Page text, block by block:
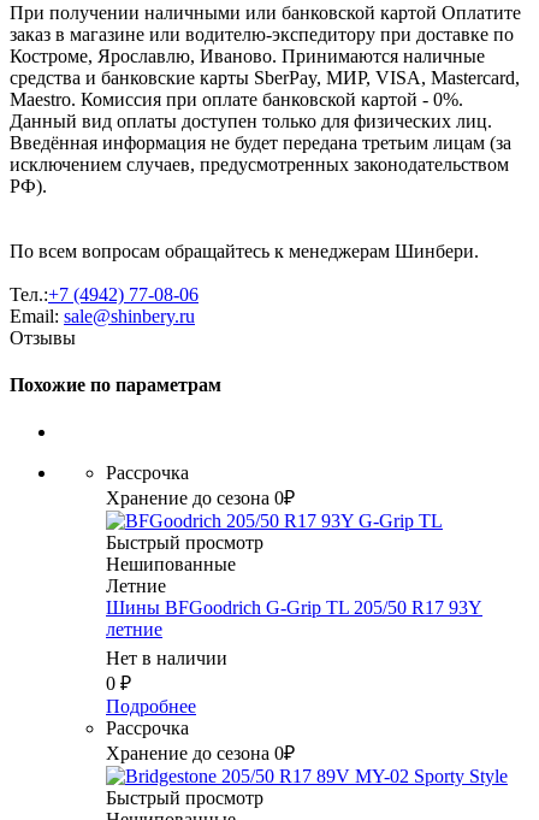
При получении наличными или банковской картой Оплатите
заказ в магазине или водителю-экспедитору при доставке по
Костроме, Ярославлю, Иваново. Принимаются наличные
средства и банковские карты SberPay, МИР, VISA, Mastercard,
Maestro. Комиссия при оплате банковской картой - 0%.
Данный вид оплаты доступен только для физических лиц.
Введённая информация не будет передана третьим лицам (за
исключением случаев, предусмотренных законодательством
РФ).
По всем вопросам обращайтесь к менеджерам Шинбери.
Тел.:+7 (4942) 77-08-06
Email: sale@shinbery.ru
Отзывы
Похожие по параметрам
Рассрочка
Хранение до сезона 0₽
Быстрый просмотр
Нешипованные
Летние
Шины BFGoodrich G-Grip TL 205/50 R17 93Y
летние
Нет в наличии
0 ₽
Подробнее
Рассрочка
Хранение до сезона 0₽
Быстрый просмотр